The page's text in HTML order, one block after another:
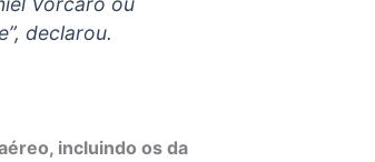
declarou.
incluindo os da